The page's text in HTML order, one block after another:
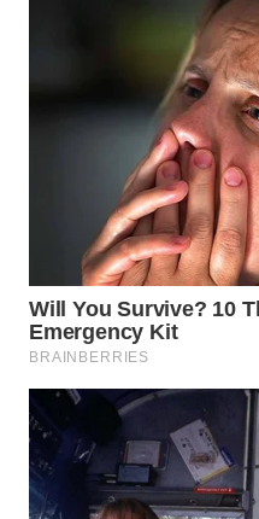
WN
WN
SEMARANG
WN
SOLO
WN
BOROBUDUR